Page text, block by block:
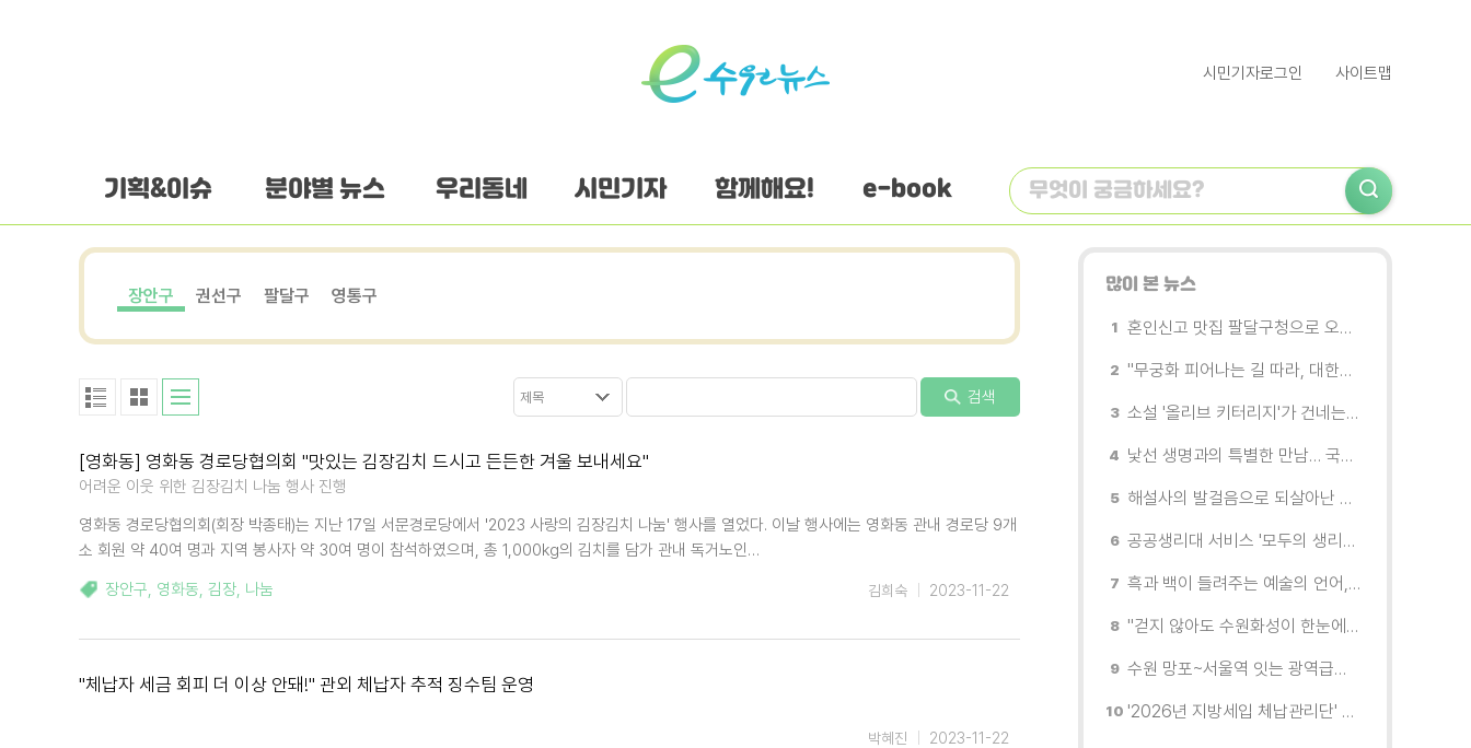
시민기자로그인 사이트맵
기획&이슈 분야별 뉴스 우리동네 시민기자 함께해요! e-book
장안구 권선구 팔달구 영통구
검색
[영화동] 영화동 경로당협의회 "맛있는 김장김치 드시고 든든한 겨울 보내세요"
어려운 이웃 위한 김장김치 나눔 행사 진행
영화동 경로당협의회(회장 박종태)는 지난 17일 서문경로당에서 '2023 사랑의 김장김치 나눔' 행사를 열었다. 이날 행사에는 영화동 관내 경로당 9개
소 회원 약 40여 명과 지역 봉사자 약 30여 명이 참석하였으며, 총 1,000kg의 김치를 담가 관내 독거노인…
장안구, 영화동, 김장, 나눔 2023-11-22
김희숙
"체납자 세금 회피 더 이상 안돼!" 관외 체납자 추적 징수팀 운영
2023-11-22
박혜진
많이 본 뉴스
혼인신고 맛집 팔달구청으로 오세요
"무궁화 피어나는 길 따라, 대한민국을 걷는다"
소설 '올리브 키터리지'가 건네는 삶과 연민의 철학
낯선 생명과의 특별한 만남… 국제전 《패트리샤 피치니니: 킨쉽》
해설사의 발걸음으로 되살아난 수원의 독립운동 역사
공공생리대 서비스 '모두의 생리대' 시범 운영...수원시청·4개 구청 등에 지급기 설치
흑과 백이 들려주는 예술의 언어, 수원시립미술관 소장품전《블랑 블랙 파노라마》
"걷지 않아도 수원화성이 한눈에"…무장애 관광버스 '수원행차' 타보니
수원 망포~서울역 잇는 광역급행버스 M5165번, 8월 3일 개통
'2026년 지방세입 체납관리단' 출범... 체납자 실태조사 본격 추진